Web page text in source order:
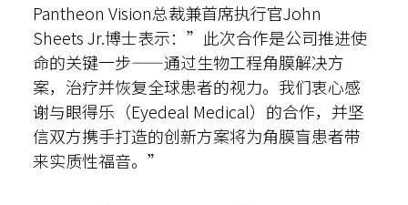
Pantheon Vision总裁兼首席执行官John
Sheets Jr.博士表示：”此次合作是公司推进使
命的关键一步——通过生物工程角膜解决方
案，治疗并恢复全球患者的视力。我们衷心感
谢与眼得乐（Eyedeal Medical）的合作，并坚
信双方携手打造的创新方案将为角膜盲患者带
来实质性福音。”